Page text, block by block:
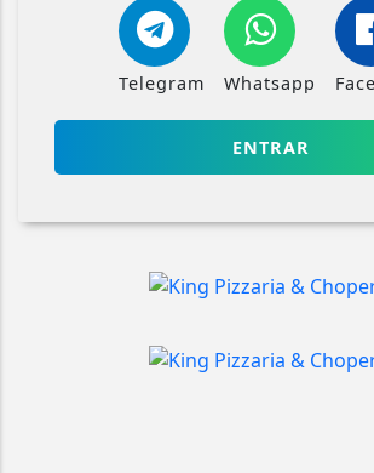
Telegram Whatsapp
ENTRAR